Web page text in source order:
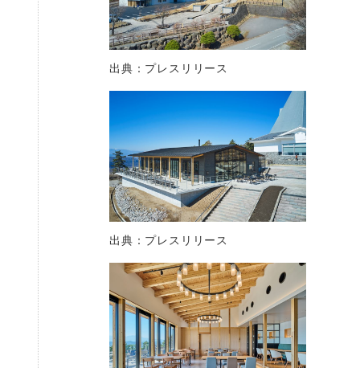
出典：プレスリリース
出典：プレスリリース